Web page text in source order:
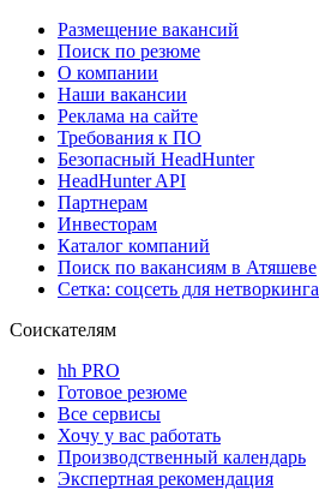
Размещение вакансий
Поиск по резюме
О компании
Наши вакансии
Реклама на сайте
Требования к ПО
Безопасный HeadHunter
HeadHunter API
Партнерам
Инвесторам
Каталог компаний
Поиск по вакансиям в Атяшеве
Сетка: соцсеть для нетворкинга
Соискателям
hh PRO
Готовое резюме
Все сервисы
Хочу у вас работать
Производственный календарь
Экспертная рекомендация